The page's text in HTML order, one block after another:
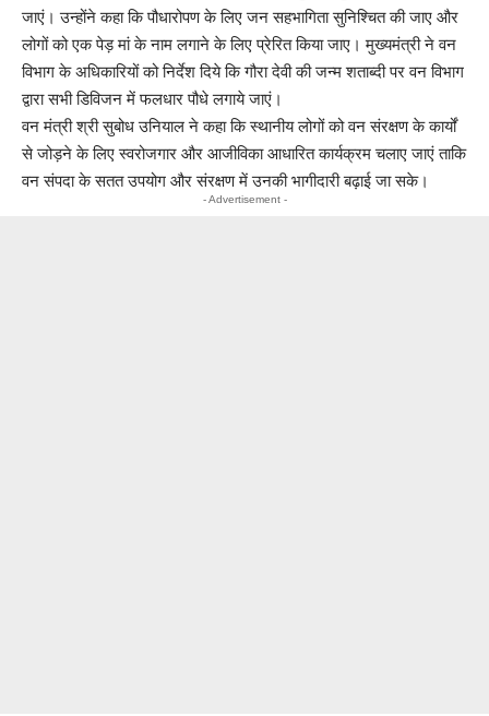
जाएं। उन्होंने कहा कि पौधारोपण के लिए जन सहभागिता सुनिश्चित की जाए और
लोगों को एक पेड़ मां के नाम लगाने के लिए प्रेरित किया जाए। मुख्यमंत्री ने वन
विभाग के अधिकारियों को निर्देश दिये कि गौरा देवी की जन्म शताब्दी पर वन विभाग
द्वारा सभी डिविजन में फलधार पौधे लगाये जाएं।
वन मंत्री श्री सुबोध उनियाल ने कहा कि स्थानीय लोगों को वन संरक्षण के कार्यों
से जोड़ने के लिए स्वरोजगार और आजीविका आधारित कार्यक्रम चलाए जाएं ताकि
वन संपदा के सतत उपयोग और संरक्षण में उनकी भागीदारी बढ़ाई जा सके।
- Advertisement -